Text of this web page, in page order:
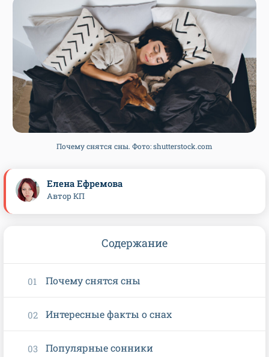
Почему снятся сны. Фото: shutterstock.com
Елена Ефремова
Автор КП
Содержание
Почему снятся сны
Интересные факты о снах
Популярные сонники